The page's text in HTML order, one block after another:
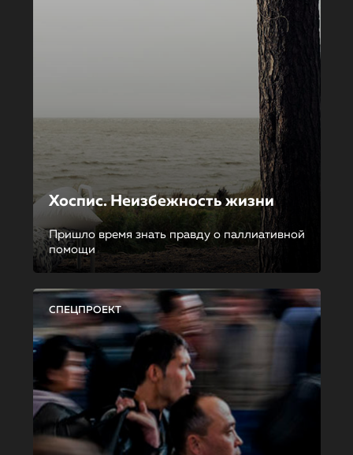
Хоспис. Неизбежность жизни
Пришло время знать правду о паллиативной
помощи
СПЕЦПРОЕКТ